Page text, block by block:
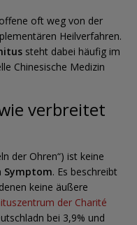
oft weg von der
Heilverfahren.
steht dabei häufig im
Chinesische Medizin
verbreitet
der Ohren“) ist keine
Symptom. Es beschreibt
keine äußere
der Charité
bei 3,9% und